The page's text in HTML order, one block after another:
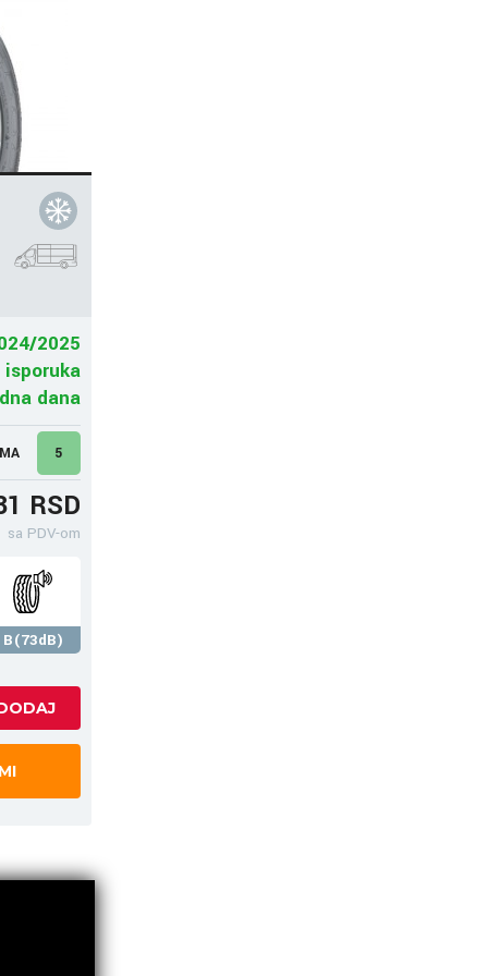
2025
dana
5
RSD
sa PDV-om
B(73dB)